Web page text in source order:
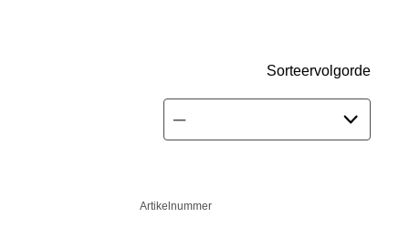
Sorteervolgorde
Artikelnummer